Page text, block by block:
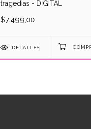
tragedias - DIGITAL
$7.499,00
DETALLES